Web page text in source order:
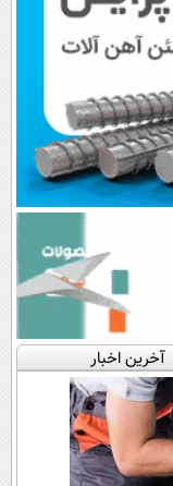
آخرین اخبار